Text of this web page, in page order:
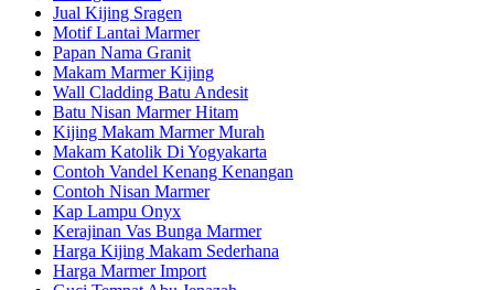
Jual Kijing Sragen
Motif Lantai Marmer
Papan Nama Granit
Makam Marmer Kijing
Wall Cladding Batu Andesit
Batu Nisan Marmer Hitam
Kijing Makam Marmer Murah
Makam Katolik Di Yogyakarta
Contoh Vandel Kenang Kenangan
Contoh Nisan Marmer
Kap Lampu Onyx
Kerajinan Vas Bunga Marmer
Harga Kijing Makam Sederhana
Harga Marmer Import